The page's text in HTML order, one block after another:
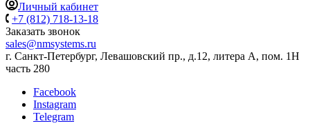
Личный кабинет
+7 (812) 718-13-18
Заказать звонок
sales@nmsystems.ru
г. Санкт-Петербург, Левашовский пр., д.12, литера А, пом. 1Н
часть 280
Facebook
Instagram
Telegram